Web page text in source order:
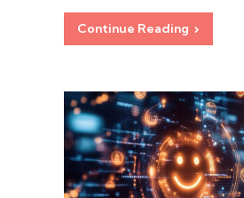
Continue Reading